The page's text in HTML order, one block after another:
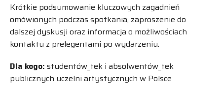
Krótkie podsumowanie kluczowych zagadnień
omówionych podczas spotkania, zaproszenie do
dalszej dyskusji oraz informacja o możliwościach
kontaktu z prelegentami po wydarzeniu.
Dla kogo: studentów_tek i absolwentów_tek
publicznych uczelni artystycznych w Polsce